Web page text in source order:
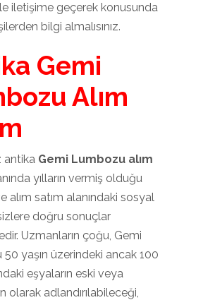
iletişime geçerek konusunda
bilgi almalısınız.
Gemi
Alım
antika Gemi Lumbozu alım
yılların vermiş olduğu
alım satım alanındaki sosyal
doğru sonuçlar
Uzmanların çoğu, Gemi
yaşın üzerindeki ancak 100
eşyaların eski veya
olarak adlandırılabileceği,